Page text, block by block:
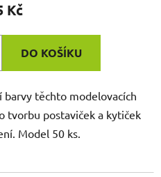
Kč
DO KOŠÍKU
barvy těchto modelovacích
tvorbu postaviček a kytiček
Model 50 ks.